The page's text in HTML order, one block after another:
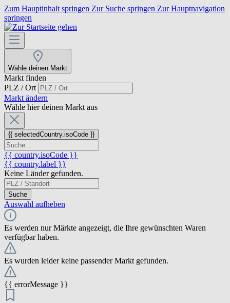
Zum Hauptinhalt springen Zur Suche springen Zur Hauptnavigation
springen
Wähle deinen Markt
Markt finden
PLZ / Ort
Markt ändern
Wähle hier deinen Markt aus
{{ selectedCountry.isoCode }}
{{ country.isoCode }}
{{ country.label }}
Keine Länder gefunden.
Suche
Auswahl aufheben
Es werden nur Märkte angezeigt, die Ihre gewünschten Waren
verfügbar haben.
Es wurden leider keine passender Markt gefunden.
{{ errorMessage }}